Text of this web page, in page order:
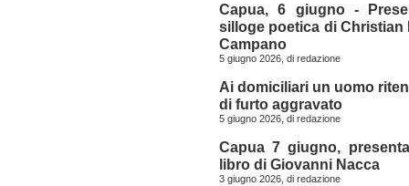
Capua, 6 giugno -
silloge poetica di Christian
Campano
5 giugno 2026, di redazione
Ai domiciliari un uomo
di furto aggravato
5 giugno 2026, di redazione
Capua 7 giugno,
libro di Giovanni Nacca
3 giugno 2026, di redazione